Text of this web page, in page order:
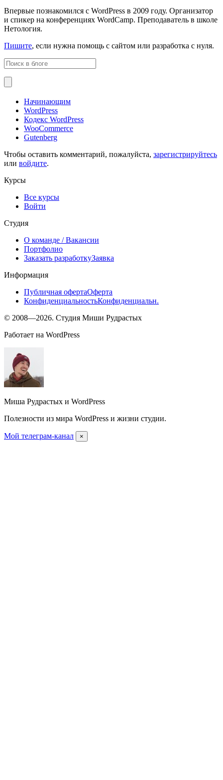
Впервые познакомился с WordPress в 2009 году. Организатор
и спикер на конференциях WordCamp. Преподаватель в школе
Нетология.
Пишите, если нужна помощь с сайтом или разработка с нуля.
Начинающим
WordPress
Кодекс WordPress
WooCommerce
Gutenberg
Чтобы оставить комментарий, пожалуйста, зарегистрируйтесь
или войдите.
Курсы
Все курсы
Войти
Студия
О команде / Вакансии
Портфолио
Заказать разработкуЗаявка
Информация
Публичная офертаОферта
КонфиденциальностьКонфиденциальн.
© 2008—2026. Студия Миши Рудрастых
Работает на WordPress
Миша Рудрастых и WordPress
Полезности из мира WordPress и жизни студии.
Мой телеграм-канал ×